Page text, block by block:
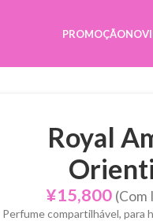
PROMOÇÃO
Royal
¥15,800 (Com
Perfume compartilhável, para